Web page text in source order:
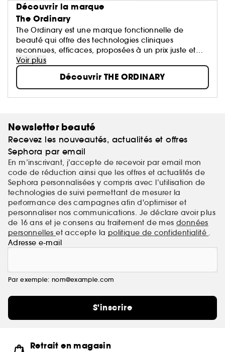
Découvrir la marque
The Ordinary
The Ordinary est une marque fonctionnelle de
beauté qui offre des technologies cliniques
reconnues, efficaces, proposées à un prix juste et
accompagnées d'un discours transparent.
Dans l'industrie du soin, l'intégrité se fait rare.
Certaines technologies désormais “ordinaires” sont
toujours présentées comme étant révolutionnaires et
proposes à des prix injustifiés, ce qui trouble le
Voir plus
Découvrir THE ORDINARY
Newsletter beauté
Recevez les nouveautés, actualités et offres
Sephora par email
En m’inscrivant, j’accepte de recevoir par email mon
code de réduction ainsi que les offres et actualités de
Sephora personnalisées y compris avec l’utilisation de
technologies de suivi permettant de mesurer la
performance des campagnes afin d'optimiser et
personnaliser nos communications. Je déclare avoir plus
de 16 ans et je consens au traitement de mes données
personnelleset accepte la politique de confidentialité .
Adresse e-mail
Par exemple: nom@example.com
S'inscrire
Retrait en magasin